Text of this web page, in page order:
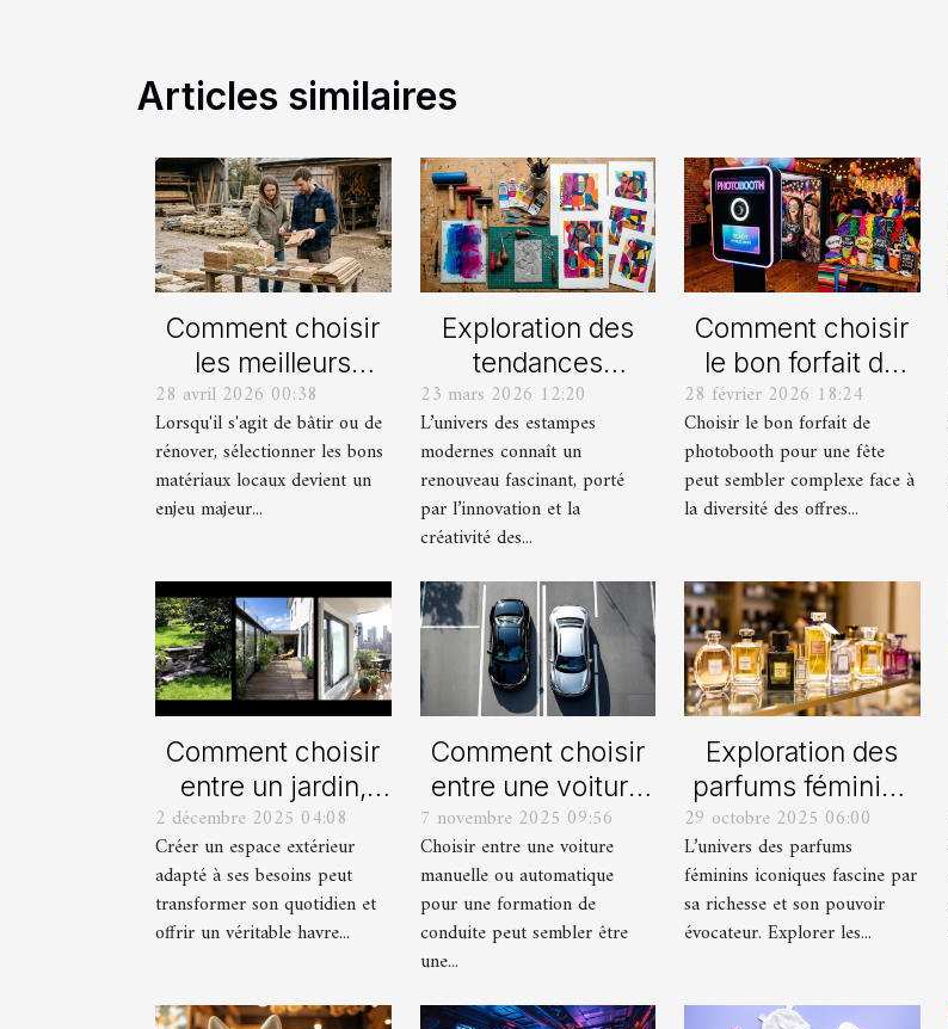
Articles similaires
Comment choisir
les meilleurs
matériaux locaux
pour votre maison
?
28 avril 2026 00:38
Lorsqu'il s'agit de bâtir ou de
rénover, sélectionner les bons
matériaux locaux devient un
enjeu majeur...
Exploration des
tendances
actuelles en
estampes
modernes
23 mars 2026 12:20
L’univers des estampes
modernes connaît un
renouveau fascinant, porté
par l’innovation et la
créativité des...
Comment choisir
le bon forfait de
photobooth pour
votre fête
28 février 2026 18:24
Choisir le bon forfait de
photobooth pour une fête
peut sembler complexe face à
la diversité des offres...
Comment choisir
entre un jardin,
une terrasse et un
balcon pour votre
espace extérieur ?
2 décembre 2025 04:08
Créer un espace extérieur
adapté à ses besoins peut
transformer son quotidien et
offrir un véritable havre...
Comment choisir
entre une voiture
manuelle ou
automatique pour
votre formation de
conduite ?
7 novembre 2025 09:56
Choisir entre une voiture
manuelle ou automatique
pour une formation de
conduite peut sembler être
une...
Exploration des
parfums féminins
iconiques et leurs
variations
29 octobre 2025 06:00
L’univers des parfums
féminins iconiques fascine par
sa richesse et son pouvoir
évocateur. Explorer les...